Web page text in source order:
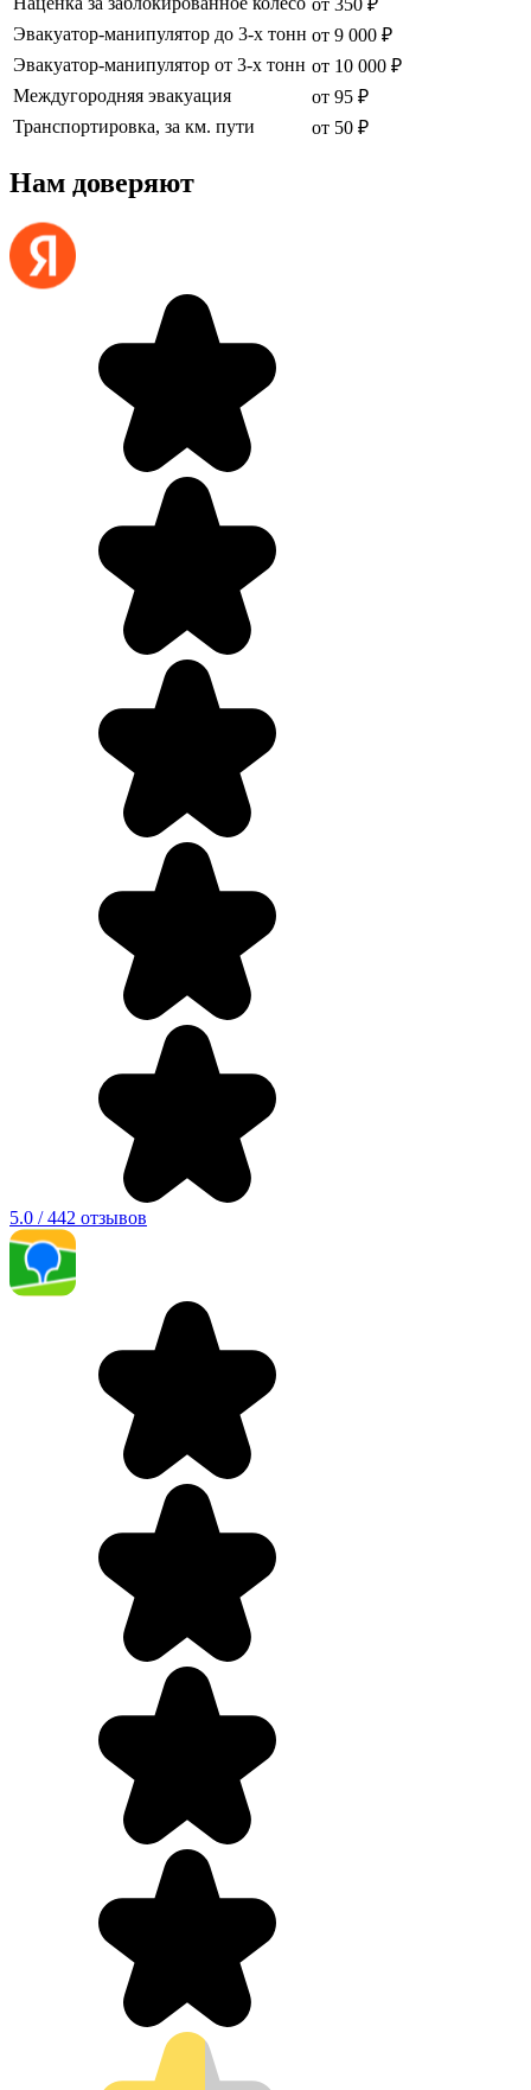
Эвакуатор-манипулятор до 3-х тонн от 9 000 ₽
Эвакуатор-манипулятор от 3-х тонн от 10 000 ₽
Междугородняя эвакуация
от 95 ₽
Транспортировка, за км. пути
от 50 ₽
Нам доверяют
5.0 / 442 отзывов